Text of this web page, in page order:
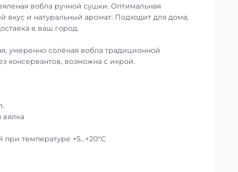
вобла ручной сушки. Оптимальная
вкус и натуральный аромат. Подходит для дома,
в ваш город.
умеренно солёная вобла традиционной
консервантов, возможна с икрой.
вялка
при температуре +5…+20°C